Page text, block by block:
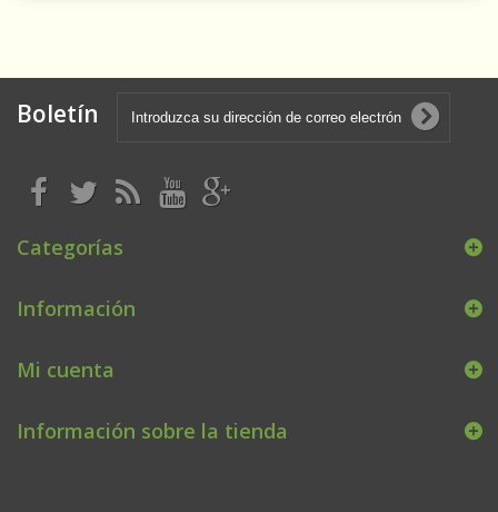
Boletín
Categorías
Información
Mi cuenta
Información sobre la tienda